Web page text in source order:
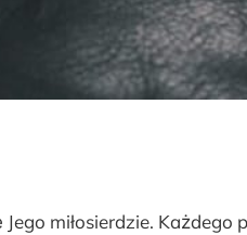
miłosierdzie. Każdego